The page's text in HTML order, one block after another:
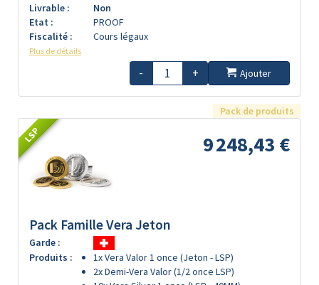
Livrable :
Non
Etat :
PROOF
Fiscalité :
Cours légaux
Plus de détails
- + Ajouter
Pack de produits
LSP 9 248,43 €
Pack Famille Vera Jeton
Garde :
Produits :
1x Vera Valor 1 once (Jeton - LSP)
2x Demi-Vera Valor (1/2 once LSP)